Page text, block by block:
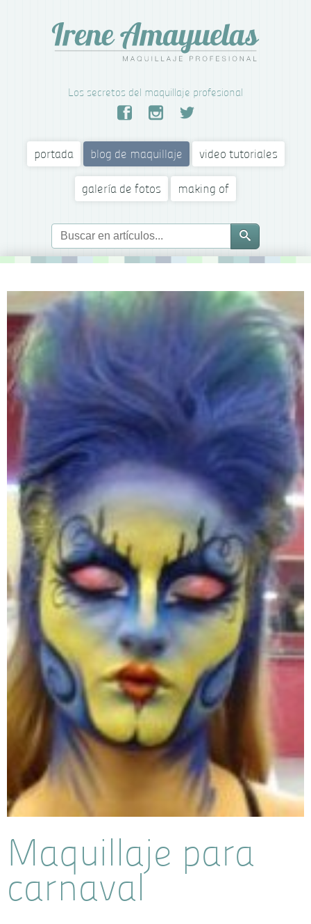
Los secretos del maquillaje profesional
portada blog de maquillaje video tutoriales
galería de fotos making of
Maquillaje para
carnaval